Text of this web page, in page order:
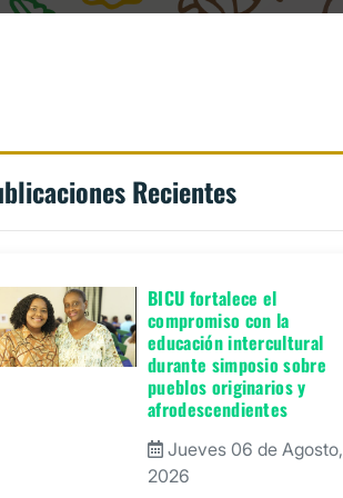
Recientes
BICU fortalece el
compromiso con la
educación intercultural
durante simposio sobre
pueblos originarios y
afrodescendientes
Jueves 06 de Agosto,
2026